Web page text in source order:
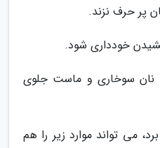
پر حرف نزند.
خودداری شود.
نان سوخاری و ماست جلوی
می تواند موارد زیر را هم